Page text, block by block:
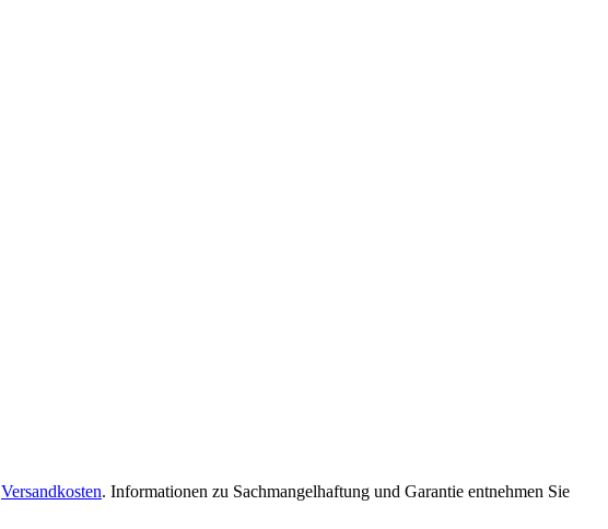
Versandkosten. Informationen zu Sachmangelhaftung und Garantie entnehmen Sie